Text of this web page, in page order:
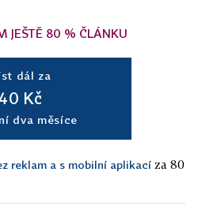
JEŠTĚ 80 % ČLÁNKU
dál za
40 Kč
dva měsíce
reklam a s mobilní aplikací za 80